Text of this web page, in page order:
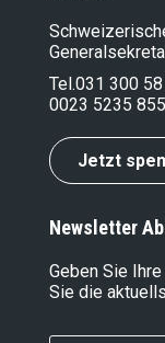
Tel.031 300
0023 5235
Jetzt
Newsletter
Geben Sie
Sie die